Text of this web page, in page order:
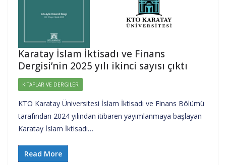
Karatay İslam İktisadı ve Finans
Dergisi’nin 2025 yılı ikinci sayısı çıktı
KITAPLAR VE DERGILER
KTO Karatay Üniversitesi İslam İktisadı ve Finans Bölümü
tarafından 2024 yılından itibaren yayımlanmaya başlayan
Karatay İslam İktisadı…
Read More